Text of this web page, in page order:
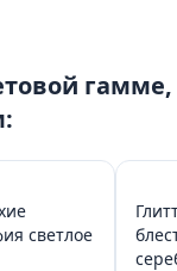
гамме,
светлое